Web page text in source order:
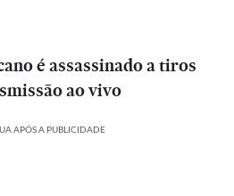
é assassinado a tiros
ao vivo
APÓS A PUBLICIDADE